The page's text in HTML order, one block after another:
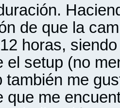
de que la
horas,
el setup (no
también me
que me